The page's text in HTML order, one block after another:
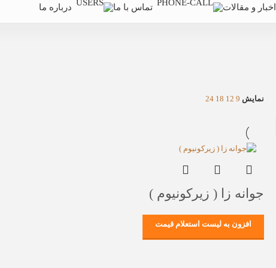
اخبار و مقالات تماس با ما درباره ما
نمایش 9
12
18
24
جوانه زا ( زیرکونیوم )
افزون به لیست استعلام قیمت